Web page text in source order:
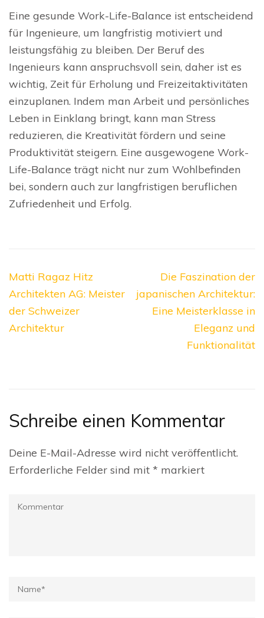
Eine gesunde Work-Life-Balance ist entscheidend
für Ingenieure, um langfristig motiviert und
leistungsfähig zu bleiben. Der Beruf des
Ingenieurs kann anspruchsvoll sein, daher ist es
wichtig, Zeit für Erholung und Freizeitaktivitäten
einzuplanen. Indem man Arbeit und persönliches
Leben in Einklang bringt, kann man Stress
reduzieren, die Kreativität fördern und seine
Produktivität steigern. Eine ausgewogene Work-
Life-Balance trägt nicht nur zum Wohlbefinden
bei, sondern auch zur langfristigen beruflichen
Zufriedenheit und Erfolg.
Beitragsnavigation
Matti Ragaz Hitz
Architekten AG: Meister
der Schweizer
Architektur
Die Faszination der
japanischen Architektur:
Eine Meisterklasse in
Eleganz und
Funktionalität
Schreibe einen Kommentar
Deine E-Mail-Adresse wird nicht veröffentlicht.
Erforderliche Felder sind mit * markiert
Kommentar
Name*